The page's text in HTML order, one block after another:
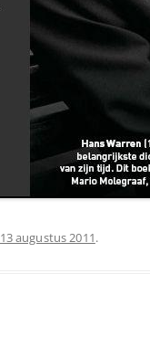
13 augustus 2011.